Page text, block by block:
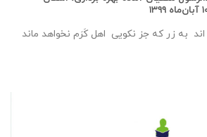
به زر که جز نکویی اهل کَرَم نخواهد ماند